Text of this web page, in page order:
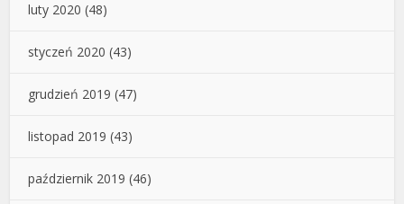
luty 2020 (48)
styczeń 2020 (43)
grudzień 2019 (47)
listopad 2019 (43)
październik 2019 (46)